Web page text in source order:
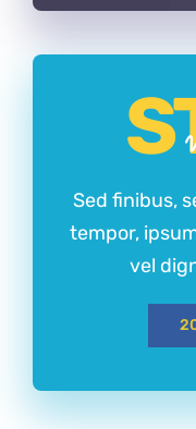
Sed finibus,
tempor,
vel